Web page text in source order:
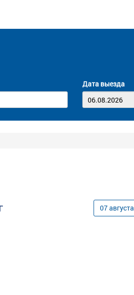
Дата выезда
07августа